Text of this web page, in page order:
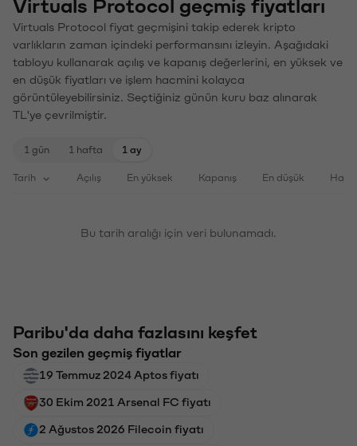
Virtuals Protocol geçmiş fiyatları
Virtuals Protocol fiyat geçmişini takip ederek kripto
varlıkların zaman içindeki performansını izleyin. Aşağıdaki
tabloyu kullanarak açılış ve kapanış değerlerini, en yüksek ve
en düşük fiyatları ve işlem hacmini kolayca
görüntüleyebilirsiniz. Seçtiğiniz günün kuru baz alınarak
TL'ye çevrilmiştir.
1 gün 1 hafta 1 ay
Tarih Açılış En yüksek Kapanış En düşük
Bu tarih aralığı için veri bulunamadı.
Paribu'da daha fazlasını keşfet
Son gezilen geçmiş fiyatlar
19 Temmuz 2024 Aptos fiyatı
30 Ekim 2021 Arsenal FC fiyatı
2 Ağustos 2026 Filecoin fiyatı